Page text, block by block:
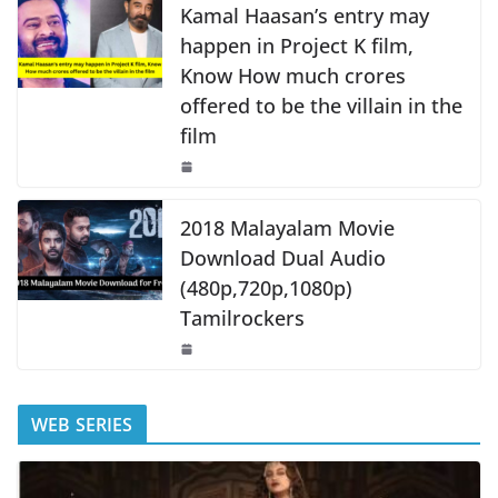
k
Kamal Haasan’s entry may
happen in Project K film,
Know How much crores
offered to be the villain in the
film
2018 Malayalam Movie
Download Dual Audio
(480p,720p,1080p)
Tamilrockers
WEB SERIES